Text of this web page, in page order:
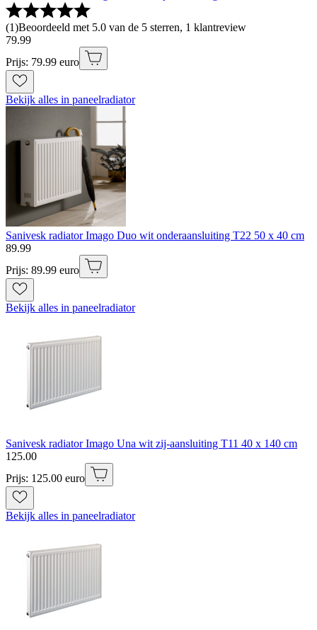
(1)Beoordeeld met 5.0 van de 5 sterren, 1 klantreview
79.99
Prijs: 79.99 euro
Bekijk alles in paneelradiator
Sanivesk radiator Imago Duo wit onderaansluiting T22 50 x 40 cm
89.99
Prijs: 89.99 euro
Bekijk alles in paneelradiator
Sanivesk radiator Imago Una wit zij-aansluiting T11 40 x 140 cm
125.00
Prijs: 125.00 euro
Bekijk alles in paneelradiator